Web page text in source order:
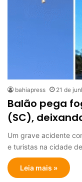
bahiapress 21 de
Balão pega
(SC),
Um grave acidente
e turistas na cidade
Leia mais »